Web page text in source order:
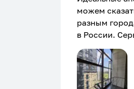
можем
разным
в России.
Хозяин
человек,
подскажет
Рекомендуем